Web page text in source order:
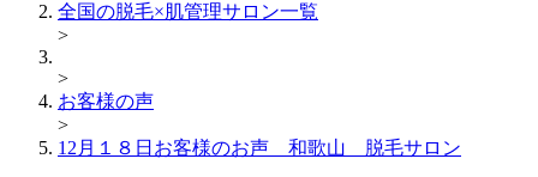
全国の脱毛×肌管理サロン一覧
>
>
お客様の声
>
12月１８日お客様のお声 和歌山 脱毛サロン